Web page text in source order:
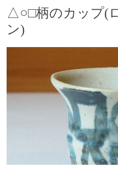
△○□柄のカップ(
ン)